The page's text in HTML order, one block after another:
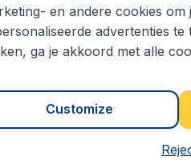
en andere cookies
advertenties
ga je akkoord met alle
Customize